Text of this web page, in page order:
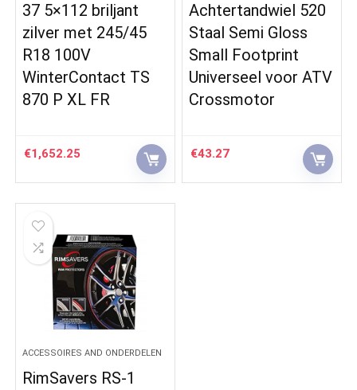
37 5×112 briljant
zilver met 245/45
R18 100V
WinterContact TS
870 P XL FR
€1,652.25
Achtertandwiel 520
Staal Semi Gloss
Small Footprint
Universeel voor ATV
Crossmotor
€43.27
ACCESSOIRES AND ONDERDELEN
RimSavers RS-1